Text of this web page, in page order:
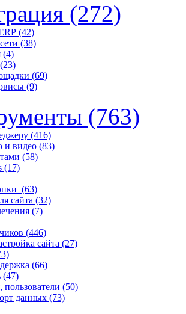
(272)
(42)
(38)
(4)
(23)
(69)
(9)
(763)
(416)
и видео (83)
(58)
(17)
(63)
сайта (32)
(7)
(446)
сайта (27)
(66)
(47)
пользователи (50)
данных (73)